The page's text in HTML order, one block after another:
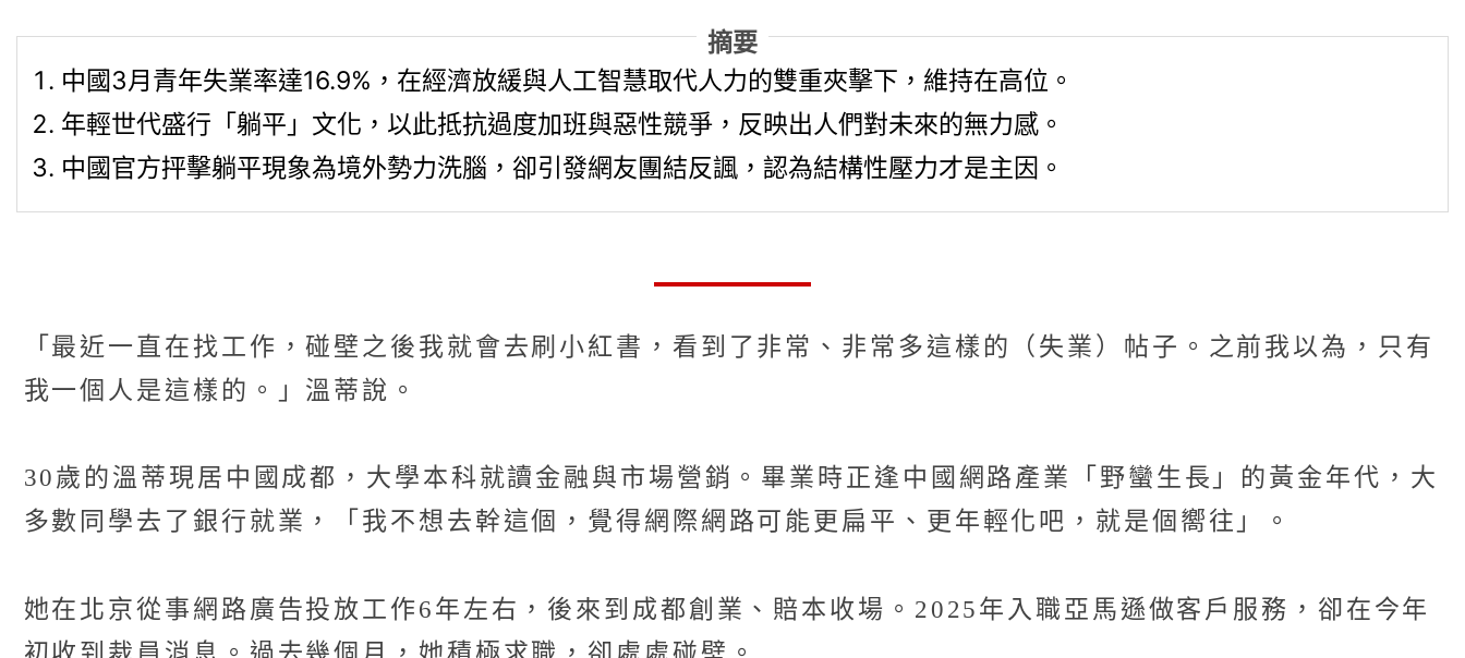
摘要
中國3月青年失業率達16.9%，在經濟放緩與人工智慧取代人力的雙重夾擊下，維持在高位。
年輕世代盛行「躺平」文化，以此抵抗過度加班與惡性競爭，反映出人們對未來的無力感。
中國官方抨擊躺平現象為境外勢力洗腦，卻引發網友團結反諷，認為結構性壓力才是主因。
「最近一直在找工作，碰壁之後我就會去刷小紅書，看到了非常、非常多這樣的（失業）帖子。之前我以為，只有
我一個人是這樣的。」溫蒂說。
30歲的溫蒂現居中國成都，大學本科就讀金融與市場營銷。畢業時正逢中國網路產業「野蠻生長」的黃金年代，大
多數同學去了銀行就業，「我不想去幹這個，覺得網際網路可能更扁平、更年輕化吧，就是個嚮往」。
她在北京從事網路廣告投放工作6年左右，後來到成都創業、賠本收場。2025年入職亞馬遜做客戶服務，卻在今年
初收到裁員消息。過去幾個月，她積極求職，卻處處碰壁。